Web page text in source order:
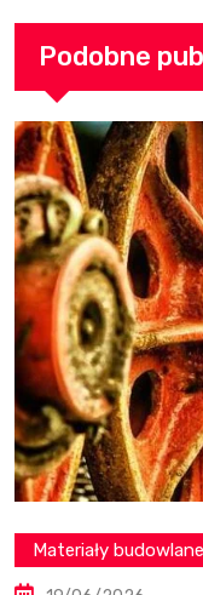
Podobne
Meble i